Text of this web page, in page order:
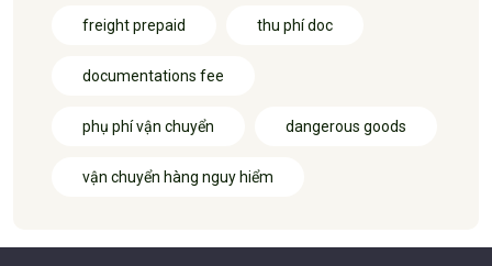
freight prepaid thu phí doc
documentations fee
phụ phí vận chuyển dangerous goods
vận chuyển hàng nguy hiểm